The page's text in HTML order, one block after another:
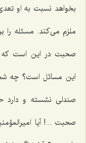
بخواهد نسبت به او
ملزم می‌کند. مسئله را
صحبت در این است
این مسائل است؟ چه
صندلی نشسته و دارد
صحبت ...! آیا